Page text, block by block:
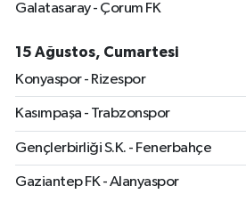
Galatasaray - Çorum FK
15 Ağustos, Cumartesi
Konyaspor - Rizespor
Kasımpaşa - Trabzonspor
Gençlerbirliği S.K. - Fenerbahçe
Gaziantep FK - Alanyaspor